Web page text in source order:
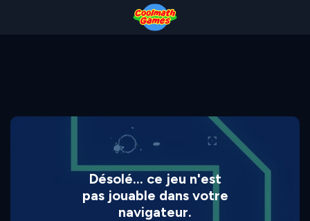
Désolé... ce jeu n'est
pas jouable dans votre
navigateur.